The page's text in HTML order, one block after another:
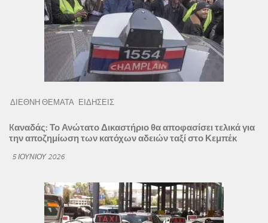
ΔΙΕΘΝΗ ΘΕΜΑΤΑ ΕΙΔΗΣΕΙΣ
Kαναδάς: Το Ανώτατο Δικαστήριο θα αποφασίσει τελικά για
την αποζημίωση των κατόχων αδειών ταξί στο Κεμπέκ
5 ΙΟΥΝΊΟΥ 2026